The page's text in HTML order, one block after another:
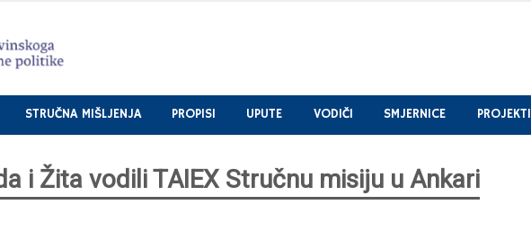
STRUČNA MIŠLJENJA PROPISI UPUTE VODIČI SMJERNICE PROJEKTI
i Žita vodili TAIEX Stručnu misiju u Ankari